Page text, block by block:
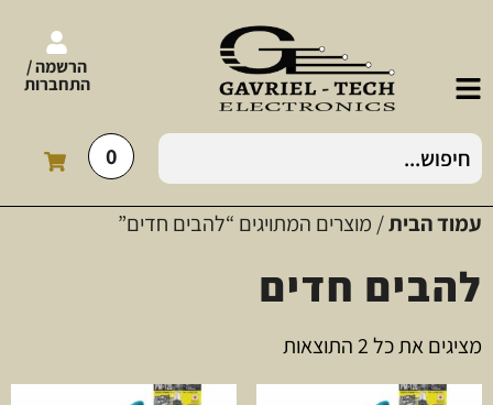
הרשמה /
התחברות
0
עמוד הבית/ מוצרים המתויגים “להבים חדים”
להבים חדים
מציגים את כל ⁦2⁩ התוצאות